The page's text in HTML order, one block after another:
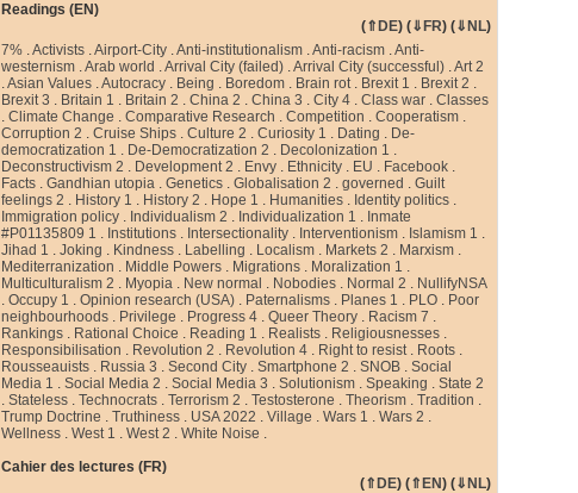
Readings (EN)
(⇑DE) (⇓FR) (⇓NL)
7% .Activists .Airport-City .Anti-institutionalism .Anti-racism .Anti-
westernism .Arab world .Arrival City (failed) .Arrival City (successful) .Art 2
.Asian Values .Autocracy . Being . Boredom . Brain rot. Brexit 1 . Brexit 2 .
Brexit 3 . Britain 1 . Britain 2 .China 2 .China 3 .City 4 .Class war .Classes
.Climate Change .Comparative Research .Competition .Cooperatism .
Corruption 2 .Cruise Ships .Culture 2 .Curiosity 1 . Dating . De-
democratization 1 . De-Democratization 2 . Decolonization 1 .
Deconstructivism 2 . Development 2 . Envy . Ethnicity . EU . Facebook .
Facts .Gandhian utopia .Genetics .Globalisation 2 .governed .Guilt
feelings 2 . History 1 . History 2 . Hope 1 . Humanities . Identity politics .
Immigration policy . Individualism 2 . Individualization 1 . Inmate
#P01135809 1 . Institutions . Intersectionality . Interventionism . Islamism 1 .
Jihad 1 .Joking . Kindness . Labelling . Localism . Markets 2 . Marxism .
Mediterranization . Middle Powers . Migrations . Moralization 1 .
Multiculturalism 2 . Myopia . New normal . Nobodies . Normal 2 . NullifyNSA
.Occupy 1 .Opinion research (USA) . Paternalisms . Planes 1 . PLO . Poor
neighbourhoods . Privilege . Progress 4 .Queer Theory . Racism 7 .
Rankings . Rational Choice . Reading 1 . Realists . Religiousnesses .
Responsibilisation . Revolution 2 . Revolution 4 . Right to resist. Roots .
Rousseauists . Russia 3 .Second City .Smartphone 2 .SNOB .Social
Media 1 .Social Media 2 .Social Media 3 .Solutionism .Speaking .State 2
.Stateless .Technocrats .Terrorism 2 .Testosterone .Theorism .Tradition .
Trump Doctrine .Truthiness . USA 2022 .Village .Wars 1 .Wars 2 .
Wellness .West 1 .West 2 .White Noise .
Cahier des lectures (FR)
(⇑DE) (⇑EN) (⇓NL)